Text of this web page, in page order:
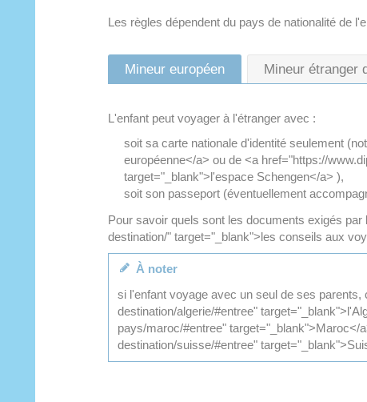
Les règles dépendent du pays de nationalité de
Mineur européen Mineur étranger
L'enfant peut voyager à l'étranger avec :
soit sa carte nationale d'identité seulement
européenne</a> ou de <a href="https://
target="_blank">l'espace Schengen</a> ),
soit son passeport (éventuellement
Pour savoir quels sont les documents exigés
destination/" target="_blank">les conseils aux
À noter
si l'enfant voyage avec un seul de ses
destination/algerie/#entree"
pays/maroc/#entree"
destination/suisse/#entree"